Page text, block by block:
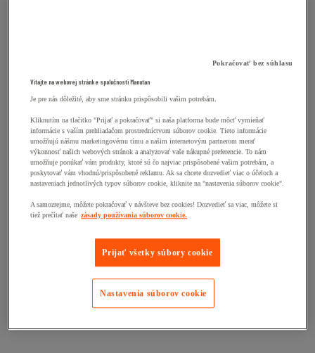
Pokračovať bez súhlasu
Vitajte na webovej stránke spoločnosti Manutan
Je pre nás dôležité, aby sme stránku prispôsobili vašim potrebám.
Kliknutím na tlačitko "Prijať a pokračovať" si naša platforma bude môcť vymieňať
informácie s vaším prehliadačom prostredníctvom súborov cookie. Tieto informácie
umožňujú nášmu marketingovému tímu a našim internetovým partnerom merať
výkonnosť našich webových stránok a analyzovať vaše nákupné preferencie. To nám
umožňuje ponúkať vám produkty, ktoré sú čo najviac prispôsobené vašim potrebám, a
poskytovať vám vhodnú/prispôsobené reklamu. Ak sa chcete dozvedieť viac o účeloch a
nastaveniach jednotlivých typov súborov cookie, kliknite na "nastavenia súborov cookie".
A samozrejme, môžete pokračovať v návšteve bez cookies! Dozvedieť sa viac, môžete si
tiež prečítať naše zásady používania súborov cookie.
Prijať všetky súbory cookie
Nastavenia súborov cookie